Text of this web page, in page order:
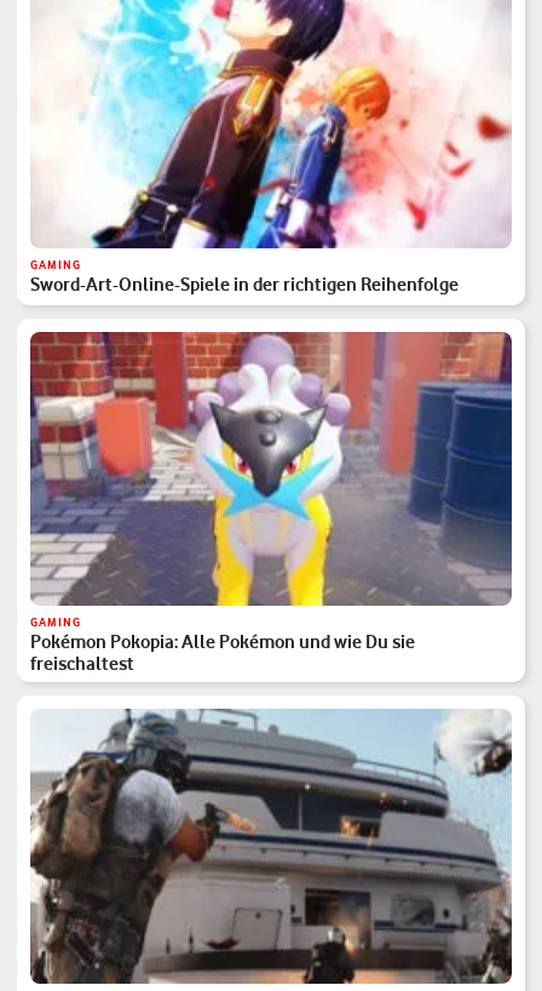
GAMING
Sword-Art-Online-Spiele in der richtigen Reihenfolge
GAMING
Pokémon Pokopia: Alle Pokémon und wie Du sie
freischaltest